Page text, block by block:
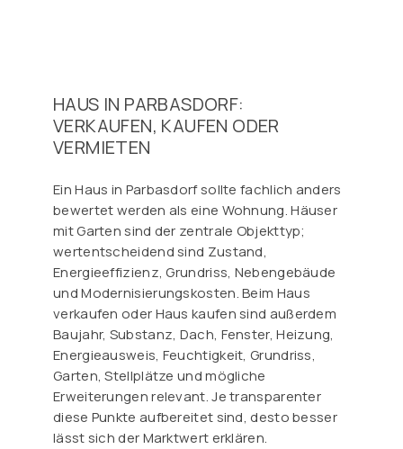
HAUS IN PARBASDORF:
VERKAUFEN, KAUFEN ODER
VERMIETEN
Ein Haus in Parbasdorf sollte fachlich anders
bewertet werden als eine Wohnung. Häuser
mit Garten sind der zentrale Objekttyp;
wertentscheidend sind Zustand,
Energieeffizienz, Grundriss, Nebengebäude
und Modernisierungskosten. Beim Haus
verkaufen oder Haus kaufen sind außerdem
Baujahr, Substanz, Dach, Fenster, Heizung,
Energieausweis, Feuchtigkeit, Grundriss,
Garten, Stellplätze und mögliche
Erweiterungen relevant. Je transparenter
diese Punkte aufbereitet sind, desto besser
lässt sich der Marktwert erklären.